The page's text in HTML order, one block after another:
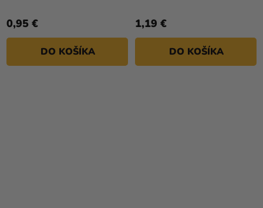
0,95 €
DO KOŠÍKA
1,19 €
DO KOŠÍKA